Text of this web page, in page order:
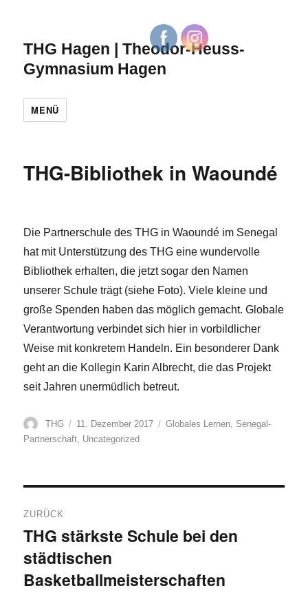
THG Hagen | Theodor-Heuss-
Gymnasium Hagen
MENÜ
THG-Bibliothek in Waoundé
Die Partnerschule des THG in Waoundé im Senegal
hat mit Unterstützung des THG eine wundervolle
Bibliothek erhalten, die jetzt sogar den Namen
unserer Schule trägt (siehe Foto). Viele kleine und
große Spenden haben das möglich gemacht. Globale
Verantwortung verbindet sich hier in vorbildlicher
Weise mit konkretem Handeln. Ein besonderer Dank
geht an die Kollegin Karin Albrecht, die das Projekt
seit Jahren unermüdlich betreut.
Autor
THG
Veröffentlicht
am
11. Dezember 2017 Kategorien
Globales Lernen, Senegal-
Partnerschaft, Uncategorized
ZURÜCK
Vorheriger
Beitrag:
THG stärkste Schule bei den
städtischen
Basketballmeisterschaften